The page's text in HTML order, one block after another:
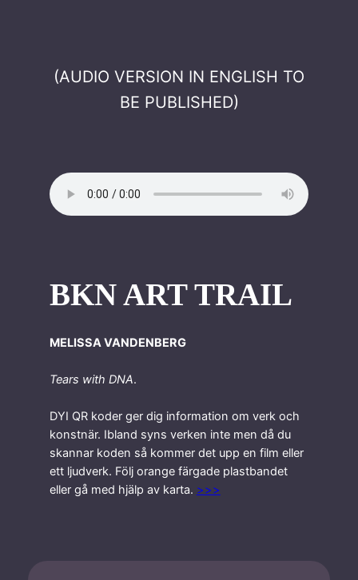
(AUDIO VERSION IN ENGLISH TO
BE PUBLISHED)
BKN ART TRAIL
MELISSA VANDENBERG
Tears with DNA.
DYI QR koder ger dig information om verk och
konstnär. Ibland syns verken inte men då du
skannar koden så kommer det upp en film eller
ett ljudverk. Följ orange färgade plastbandet
eller gå med hjälp av karta. >>>